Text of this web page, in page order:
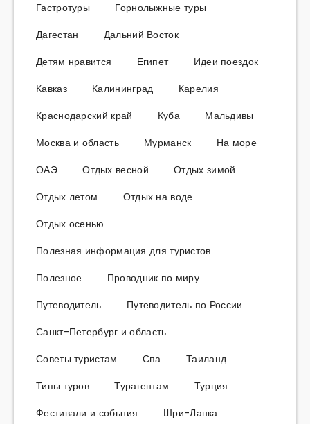
Гастротуры
Горнолыжные туры
Дагестан
Дальний Восток
Детям нравится
Египет
Идеи поездок
Кавказ
Калининград
Карелия
Краснодарский край
Куба
Мальдивы
Москва и область
Мурманск
На море
ОАЭ
Отдых весной
Отдых зимой
Отдых летом
Отдых на воде
Отдых осенью
Полезная информация для туристов
Полезное
Проводник по миру
Путеводитель
Путеводитель по России
Санкт-Петербург и область
Советы туристам
Спа
Таиланд
Типы туров
Турагентам
Турция
Фестивали и события
Шри-Ланка